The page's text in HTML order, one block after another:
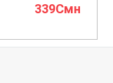
339Смн